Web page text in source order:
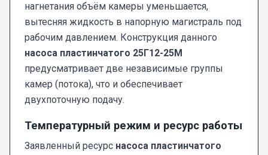
нагнетания объём камеры уменьшается,
вытесняя жидкость в напорную магистраль под
рабочим давлением. Конструкция данного
насоса пластинчатого 25Г12-25М
предусматривает две независимые группы
камер (потока), что и обеспечивает
двухпоточную подачу.
Температурный режим и ресурс работы
Заявленный ресурс насоса пластинчатого